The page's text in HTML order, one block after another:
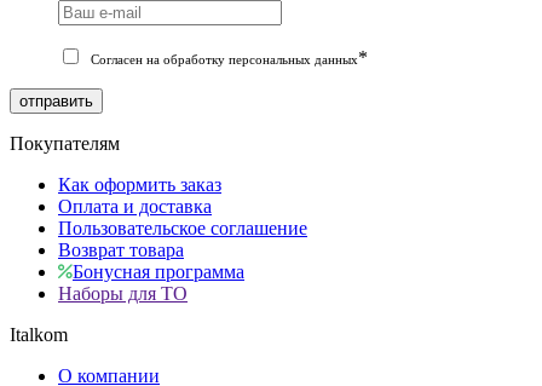
Согласен на обработку персональных данных*
отправить
Покупателям
Как оформить заказ
Оплата и доставка
Пользовательское соглашение
Возврат товара
Бонусная программа
Наборы для ТО
Italkom
О компании